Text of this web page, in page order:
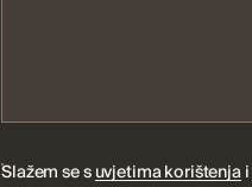
Slažem se suvjetima korištenjai